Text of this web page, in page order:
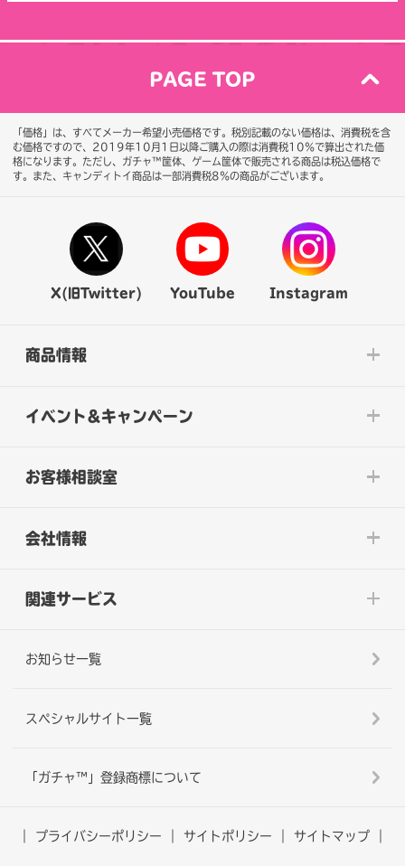
PAGE TOP
「価格」は、すべてメーカー希望小売価格です。税別記載のない価格は、消費税を含
む価格ですので、2019年10月1日以降ご購入の際は消費税10％で算出された価
格になります。 ただし、ガチャ™筐体、ゲーム筐体で販売される商品は税込価格で
す。また、キャンディトイ商品は一部消費税8％の商品がございます。
X(旧Twitter) YouTube Instagram
商品情報
イベント&キャンペーン
お客様相談室
会社情報
関連サービス
お知らせ一覧
スペシャルサイト一覧
「ガチャ™」登録商標について
プライバシーポリシー サイトポリシー サイトマップ